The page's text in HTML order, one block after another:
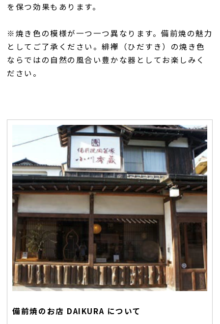
を保つ効果もあります。
※焼き色の模様が一つ一つ異なります。備前焼の魅力
としてご了承ください。緋襷（ひだすき）の焼き色
ならではの自然の風合い豊かな器としてお楽しみく
ださい。
備前焼のお店 DAIKURA について